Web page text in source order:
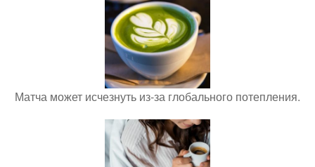
Матча может исчезнуть из-за глобального потепления.